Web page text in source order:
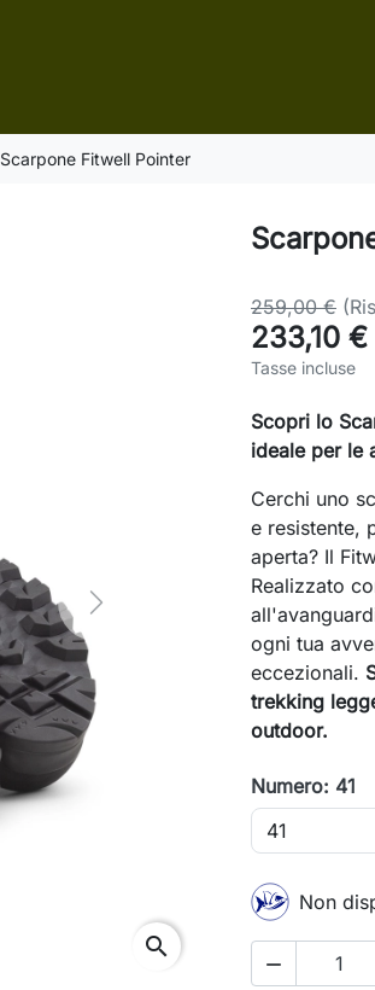
Scarpone Fitwell Pointer
Next
search
259,00 €
233,10 €
Tasse incluse
Scopri lo
ideale per le
Cerchi uno
e resistente,
aperta? Il
Realizzato
ogni tua
eccezionali.
trekking
outdoor.
Numero: 41
Non
